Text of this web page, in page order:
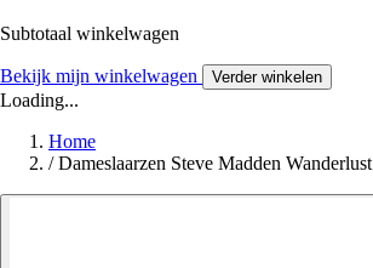
Subtotaal winkelwagen
Bekijk mijn winkelwagen Verder winkelen
Loading...
Home
/ Dameslaarzen Steve Madden Wanderlust